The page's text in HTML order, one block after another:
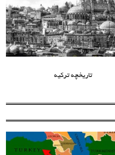
تاریخچه ترکیه